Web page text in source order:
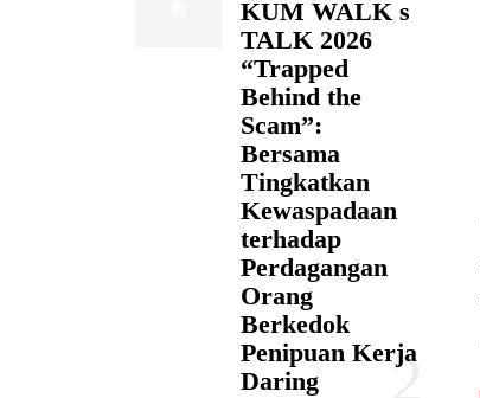
KUM WALK s
TALK 2026
“Trapped
Behind the
Scam”:
Bersama
Tingkatkan
Kewaspadaan
terhadap
Perdagangan
Orang
Berkedok
Penipuan Kerja
Daring